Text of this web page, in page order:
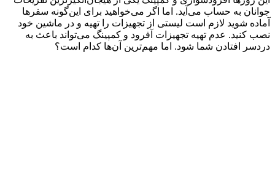
جوانان به حساب می‌آید. اما اگر می‌خواهید برای این‌گونه سفرها
آماده شوید لازم است لیستی از تجهیزات را تهیه و در ماشین خود
نصب کنید. عدم تهیه تجهیزات آفرود و کمپینگ می‌تواند باعث به
دردسر افتادن شما شود. اما مهم‌ترین آن‌ها کدام است؟